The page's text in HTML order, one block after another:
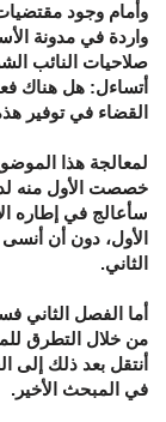
وأمام وجود
واردة في مدونة
صلاحيات النائب
أتساءل: هل هناك
القضاء في توفير
لمعالجة هذا
خصصت الأول منه
سأعالج في إطاره
الأول، دون أن
الثاني.
أما الفصل الثاني
من خلال التطرق
أنتقل بعد ذلك إلى
في المبحث الأخير.